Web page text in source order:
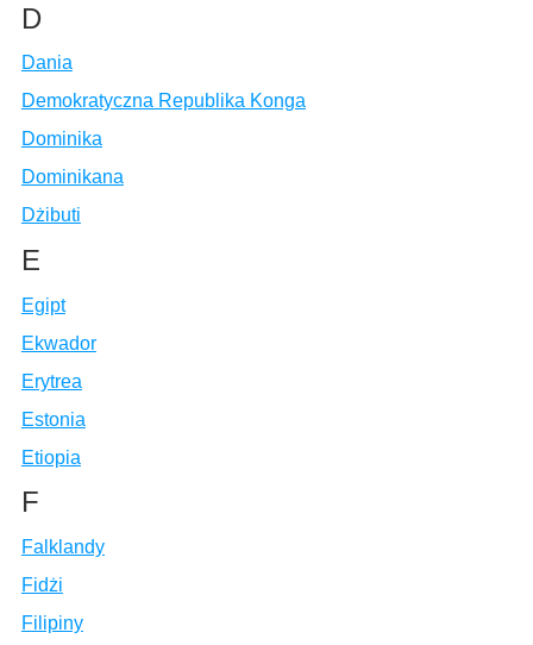
D
Dania
Demokratyczna Republika Konga
Dominika
Dominikana
Dżibuti
E
Egipt
Ekwador
Erytrea
Estonia
Etiopia
F
Falklandy
Fidżi
Filipiny